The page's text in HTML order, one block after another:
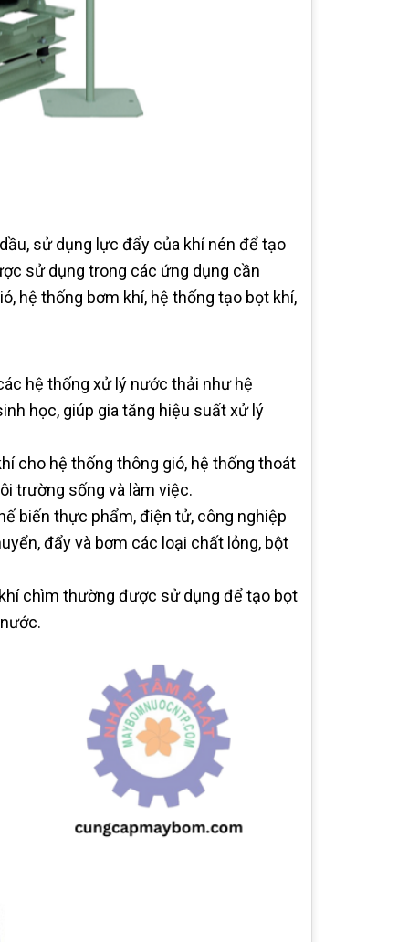
sử dụng lực đẩy của khí nén để tạo
sử dụng trong các ứng dụng cần
hệ thống bơm khí, hệ thống tạo bọt khí,
hệ thống xử lý nước thải như hệ
học, giúp gia tăng hiệu suất xử lý
cho hệ thống thông gió, hệ thống thoát
trường sống và làm việc.
biến thực phẩm, điện tử, công nghiệp
đẩy và bơm các loại chất lỏng, bột
chìm thường được sử dụng để tạo bọt